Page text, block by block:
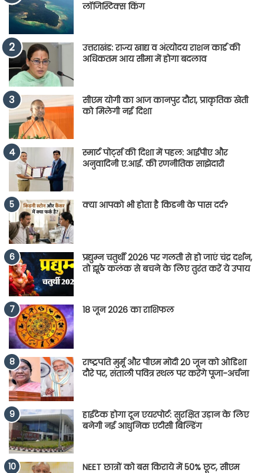
लॉजिस्टिक्स किंग
उत्तराखंड: राज्य खाद्य व अंत्योदय राशन कार्ड की
अधिकतम आय सीमा में होगा बदलाव
सीएम योगी का आज कानपुर दौरा, प्राकृतिक खेती
को मिलेगी नई दिशा
स्मार्ट पोर्ट्स की दिशा में पहल: आईपीए और
अनुवादिनी ए.आई. की रणनीतिक साझेदारी
क्या आपको भी होता है किडनी के पास दर्द?
प्रद्युम्न चतुर्थी 2026 पर गलती से हो जाएं चंद्र दर्शन,
तो झूठे कलंक से बचने के लिए तुरंत करें ये उपाय
18 जून 2026 का राशिफल
राष्ट्रपति मुर्मू और पीएम मोदी 20 जून को ओडिशा
दौरे पर, संताली पवित्र स्थल पर करेंगे पूजा-अर्चना
हाईटेक होगा दून एयरपोर्ट: सुरक्षित उड़ान के लिए
बनेगी नई आधुनिक एटीसी बिल्डिंग
NEET छात्रों को बस किराये में 50% छूट, सीएम